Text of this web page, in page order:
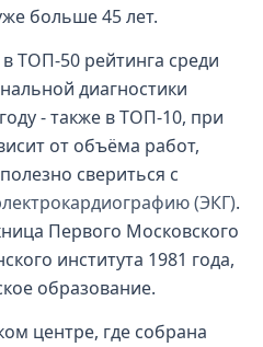
больше 45 лет.
ТОП-50 рейтинга среди
диагностики
- также в ТОП-10, при
от объёма работ,
свериться с
(ЭКГ).
Первого Московского
института 1981 года,
образование.
центре, где собрана